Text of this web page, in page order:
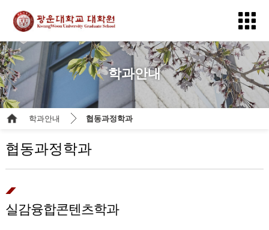
학과안내
학과안내 협동과정학과
협동과정학과
실감융합콘텐츠학과